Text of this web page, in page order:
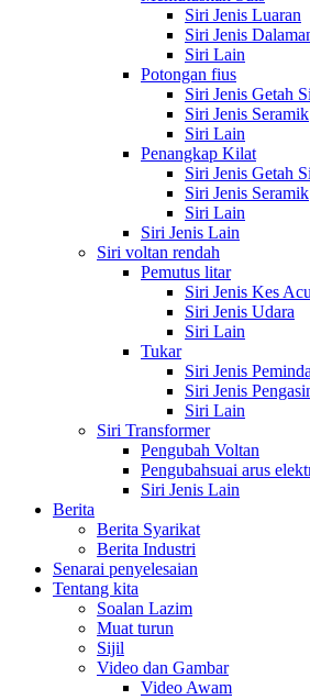
Siri Jenis Luaran
Siri Jenis
Siri Lain
Potongan fius
Siri Jenis Getah
Siri Jenis Seramik
Siri Lain
Penangkap Kilat
Siri Jenis Getah
Siri Jenis Seramik
Siri Lain
Siri Jenis Lain
Siri voltan rendah
Pemutus litar
Siri Jenis Kes
Siri Jenis Udara
Siri Lain
Tukar
Siri Jenis
Siri Jenis
Siri Lain
Siri Transformer
Pengubah Voltan
Pengubahsuai arus
Siri Jenis Lain
Berita
Berita Syarikat
Berita Industri
Senarai penyelesaian
Tentang kita
Soalan Lazim
Muat turun
Sijil
Video dan Gambar
Video Awam